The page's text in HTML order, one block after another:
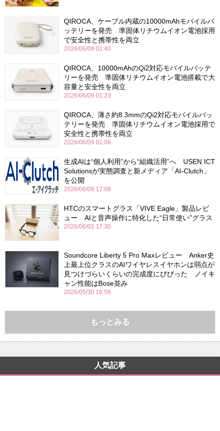
QIROCA、ケーブル内蔵の10000mAhモバイルバ
ッテリーを発売 準固体リチウムイオン電池採用
で安全性と携帯性を両立
2026/06/09 01:40
QIROCA、10000mAhのQi2対応モバイルバッテ
リーを発売 準固体リチウムイオン電池搭載で大
容量と安全性を両立
2026/06/09 01:23
QIROCA、薄さ約8.3mmのQi2対応モバイルバッ
テリーを発売 準固体リチウムイオン電池採用で
安全性と携帯性を両立
2026/06/09 01:08
生成AIは“個人利用”から“組織活用”へ USEN ICT
Solutionsが実態調査と新メディア「AI-Clutch」
を公開
2026/06/08 17:08
HTCのスマートグラス「VIVE Eagle」製品レビ
ュー AIと音声操作に特化した“日常使い”グラス
2026/06/03 17:30
Soundcore Liberty 5 Pro Maxレビュー Anker史
上最上位クラスのAIワイヤレスイヤホンは弱点が
見つけづらいくらいの完成度にびびった ノイキ
ャン性能はBose並み
2026/05/30 16:56
もっとみる
人気記事